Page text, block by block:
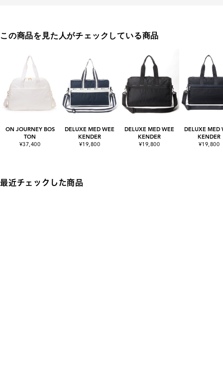
この商品を見た人がチェックしている商品
ON JOURNEY BOS
TON
¥37,400
DELUXE MED WEE
KENDER
¥19,800
DELUXE MED WEE
KENDER
¥19,800
DELUXE MED
KENDER
¥19,800
最近チェックした商品